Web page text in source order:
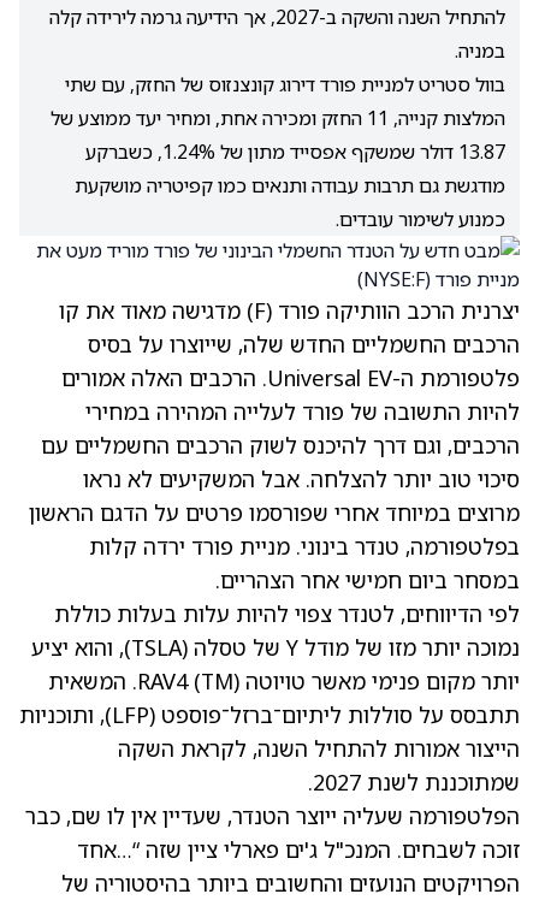
להתחיל השנה והשקה ב-2027, אך הידיעה גרמה לירידה קלה
במניה.
בוול סטריט למניית פורד דירוג קונצנזוס של החזק, עם שתי
המלצות קנייה, 11 החזק ומכירה אחת, ומחיר יעד ממוצע של
13.87 דולר שמשקף אפסייד מתון של 1.24%, כשברקע
מודגשת גם תרבות עבודה ותנאים כמו קפיטריה מושקעת
כמנוע לשימור עובדים.
יצרנית הרכב הוותיקה פורד (F)
מדגישה מאוד את קו
הרכבים החשמליים החדש שלה, שייוצרו על בסיס
פלטפורמת ה-Universal EV. הרכבים האלה אמורים
להיות התשובה של פורד לעלייה המהירה במחירי
הרכבים, וגם דרך להיכנס לשוק הרכבים החשמליים עם
סיכוי טוב יותר להצלחה. אבל המשקיעים לא נראו
מרוצים במיוחד אחרי שפורסמו פרטים על הדגם הראשון
בפלטפורמה, טנדר בינוני. מניית פורד ירדה קלות
במסחר ביום חמישי אחר הצהריים.
לפי הדיווחים, לטנדר צפוי להיות עלות בעלות כוללת
נמוכה יותר מזו של מודל Y של טסלה
(TSLA)
, והוא יציע
יותר מקום פנימי מאשר טויוטה (TM)
RAV4. המשאית
תתבסס על סוללות ליתיום־ברזל־פוספט (LFP), ותוכניות
הייצור אמורות להתחיל השנה, לקראת השקה
שמתוכננת לשנת 2027.
הפלטפורמה שעליה ייוצר הטנדר, שעדיין אין לו שם, כבר
זוכה לשבחים. המנכ"ל ג'ים פארלי ציין שזה “…אחד
הפרויקטים הנועזים והחשובים ביותר בהיסטוריה של